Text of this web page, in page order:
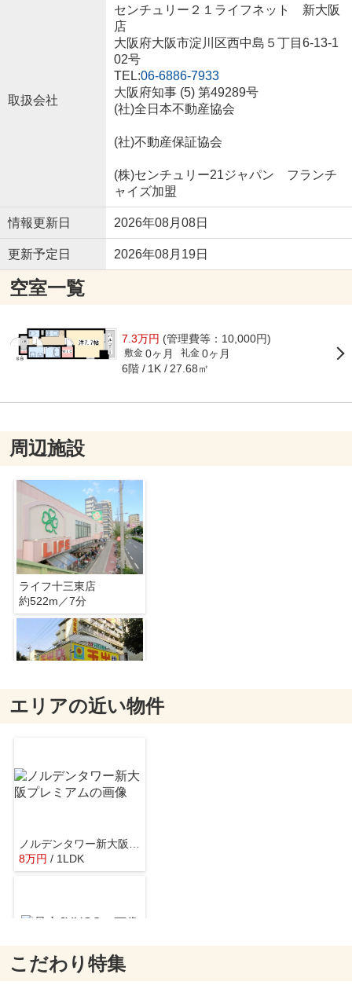
取扱会社
センチュリー２１ライフネット 新大阪
店
大阪府大阪市淀川区西中島５丁目6-13-1
02号
TEL:06-6886-7933
大阪府知事 (5) 第49289号
(社)全日本不動産協会
(社)不動産保証協会
(株)センチュリー21ジャパン フランチ
ャイズ加盟
情報更新日 2026年08月08日
更新予定日 2026年08月19日
空室一覧
7.3万円 (管理費等：10,000円)
敷金 0ヶ月 礼金 0ヶ月
6階 1K 27.68㎡
周辺施設
ライフ十三東店
約522m／7分
エリアの近い物件
ノルデンタワー新大阪プレミアム
8万円 / 1LDK
こだわり特集